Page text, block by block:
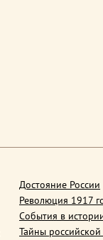
Достояние России
Революция 1917
События в
Тайны